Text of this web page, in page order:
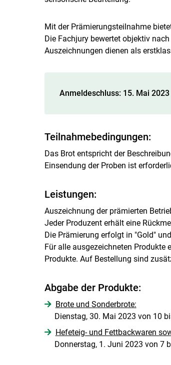
Mit der Prämierungsteilnahme
Die Fachjury bewertet objektiv
Auszeichnungen dienen als
Anmeldeschluss: 15. Mai 2023
Teilnahmebedingungen:
Das Brot entspricht der
Einsendung der Proben ist
Leistungen:
Auszeichnung der prämierten
Jeder Produzent erhält eine
Die Prämierung erfolgt in "Gold"
Für alle ausgezeichneten Produkte
Produkte. Auf Bestellung sind
Abgabe der Produkte:
Brote und Sonderbrote:
Dienstag, 30. Mai 2023 von 10
Hefeteig- und Fettbackwaren
Donnerstag, 1. Juni 2023 von 7